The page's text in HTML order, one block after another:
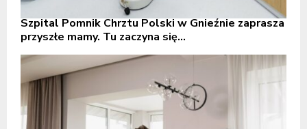
Szpital Pomnik Chrztu Polski w Gnieźnie zaprasza
przyszłe mamy. Tu zaczyna się...